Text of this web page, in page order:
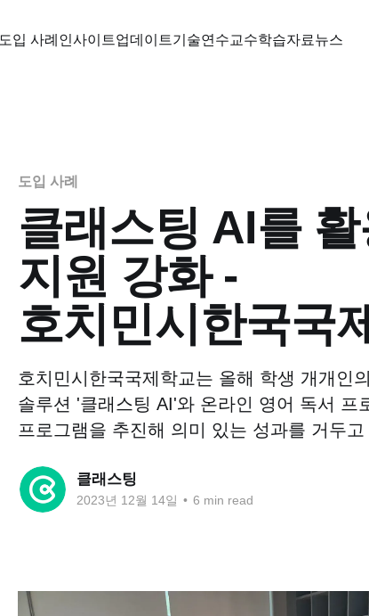
도입 사례 인사이트업데이트기술연수교수학습자료뉴스
도입 사례
클래스팅 AI를
지원 강화 -
호치민시한국국
호치민시한국국제학교는 올해 학생 개개인
솔루션 '클래스팅 AI'와 온라인 영어 독서 프
프로그램을 추진해 의미 있는 성과를 거두고
클래스팅
2023년 12월 14일 • 6 min read